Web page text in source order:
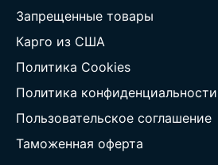
Запрещенные товары
Карго из США
Политика Cookies
Политика конфиденциальности
Пользовательское соглашение
Таможенная оферта